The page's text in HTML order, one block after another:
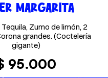
MARGARITA
Tequila, Zumo de limón, 2
grandes. (Coctelería
gigante)
95.000